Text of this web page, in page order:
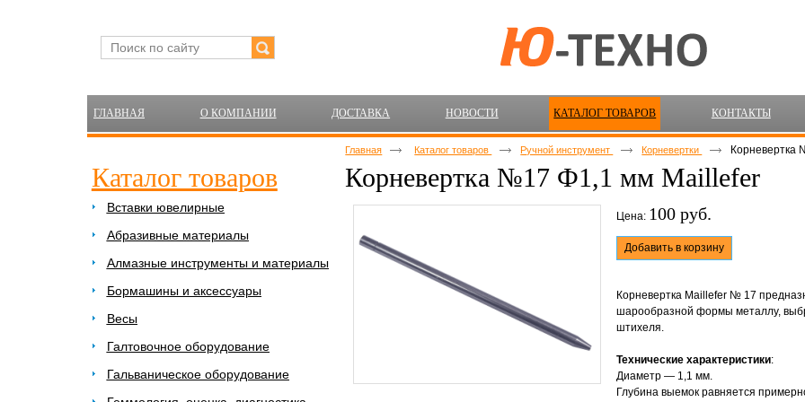
ГЛАВНАЯ О КОМПАНИИ ДОСТАВКА НОВОСТИ КАТАЛОГ ТОВАРОВ КОНТАКТЫ
Каталог товаров
Вставки ювелирные
Абразивные материалы
Алмазные инструменты и материалы
Бормашины и аксессуары
Весы
Галтовочное оборудование
Гальваническое оборудование
Главная Каталог товаров Ручной инструмент Корневертки
Корневертка №17 Ф1,1 мм Maillefer
Цена: 100 руб.
Добавить в корзину
Корневертка Maillefer № 17
шарообразной формы металлу,
штихеля.
Технические характеристики:
Диаметр — 1,1 мм.
Глубина выемок равняется